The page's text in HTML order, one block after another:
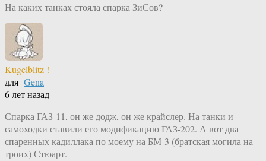
На каких танках стояла спарка ЗиСов?
Kugelblitz !
для Gena
6 лет назад
Спарка ГАЗ-11, он же додж, он же крайслер. На танки и
самоходки ставили его модификацию ГАЗ-202. А вот два
спаренных кадиллака по моему на БМ-3 (братская могила на
троих) Стюарт.